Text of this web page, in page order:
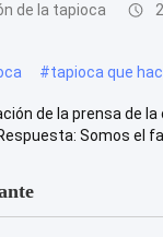
de la tapioca
#tapioca que
de la prensa de
Somos el